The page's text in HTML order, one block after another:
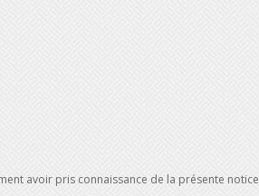
avoir pris connaissance de la présente notice